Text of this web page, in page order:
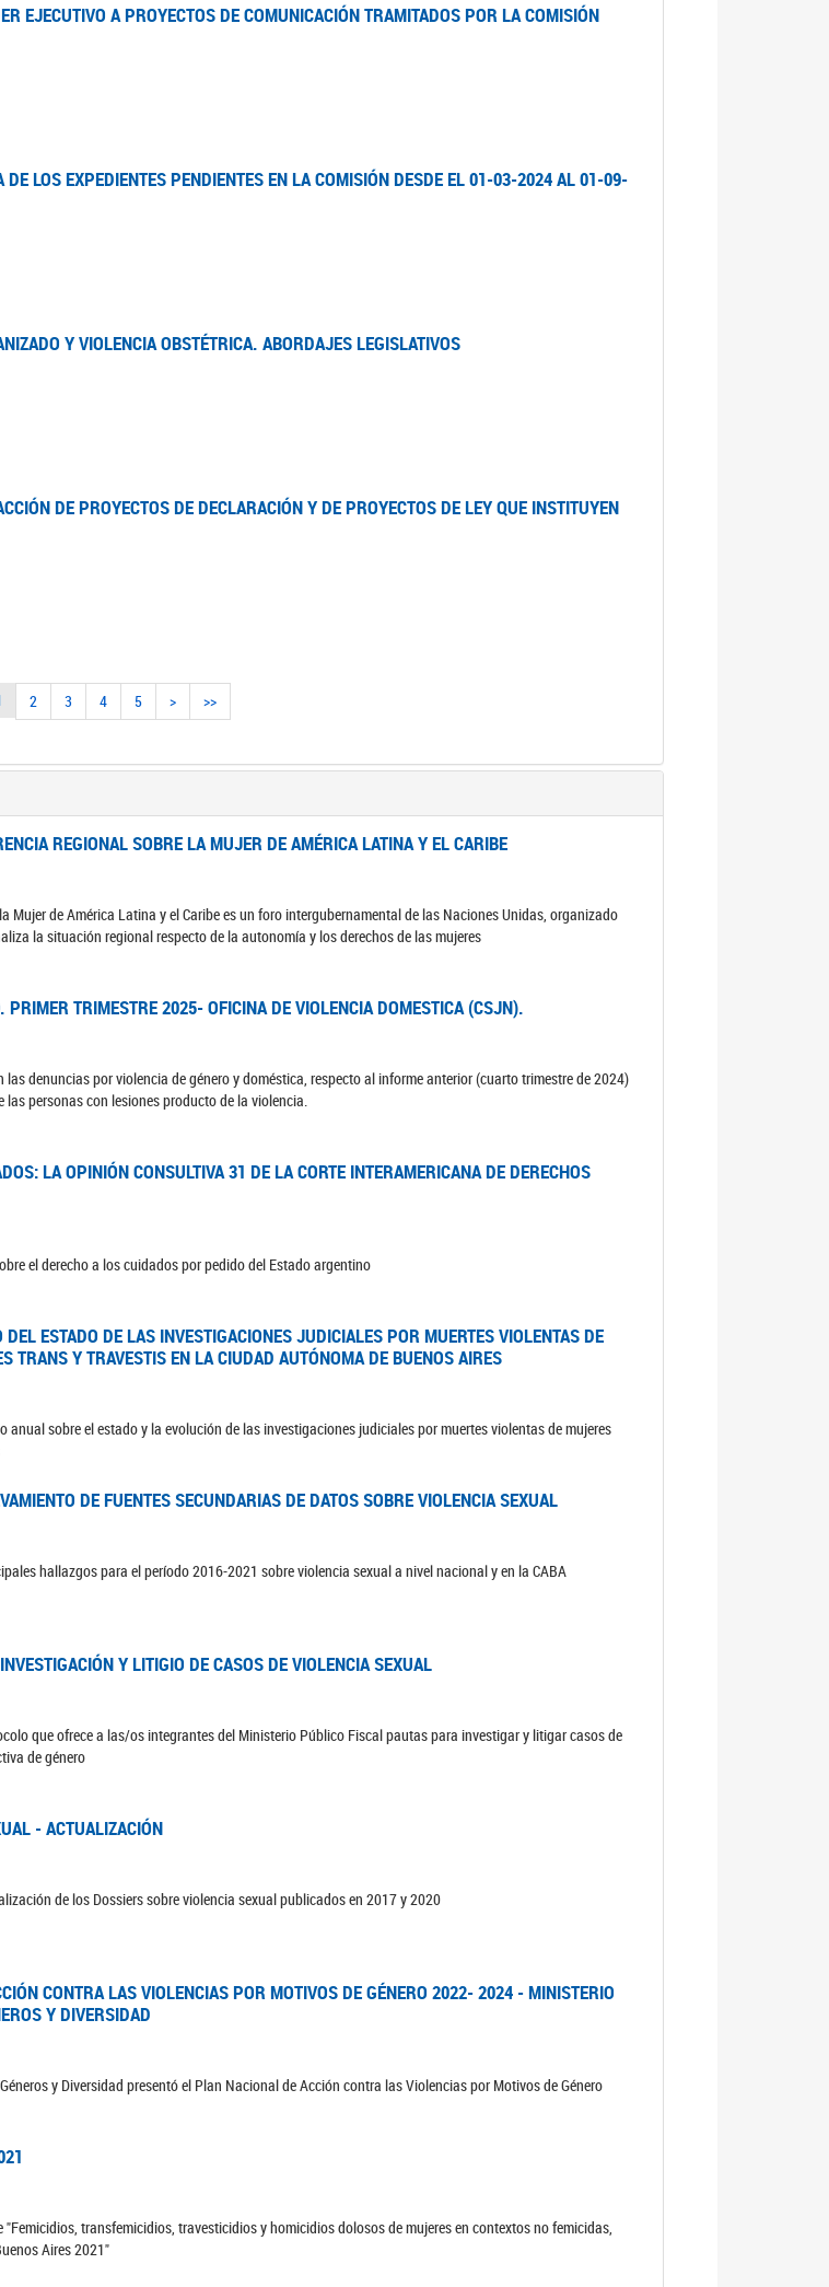
EJECUTIVO A PROYECTOS DE COMUNICACIÓN TRAMITADOS POR LA COMISIÓN
DE LOS EXPEDIENTES PENDIENTES EN LA COMISIÓN DESDE EL 01-03-2024 AL 01-09-
Y VIOLENCIA OBSTÉTRICA. ABORDAJES LEGISLATIVOS
DE PROYECTOS DE DECLARACIÓN Y DE PROYECTOS DE LEY QUE INSTITUYEN
2 3 4 5 > >>
REGIONAL SOBRE LA MUJER DE AMÉRICA LATINA Y EL CARIBE
Mujer de América Latina y el Caribe es un foro intergubernamental de las Naciones Unidas, organizado
la situación regional respecto de la autonomía y los derechos de las mujeres
PRIMER TRIMESTRE 2025- OFICINA DE VIOLENCIA DOMESTICA (CSJN).
las denuncias por violencia de género y doméstica, respecto al informe anterior (cuarto trimestre de 2024)
las personas con lesiones producto de la violencia.
LA OPINIÓN CONSULTIVA 31 DE LA CORTE INTERAMERICANA DE DERECHOS
el derecho a los cuidados por pedido del Estado argentino
ESTADO DE LAS INVESTIGACIONES JUDICIALES POR MUERTES VIOLENTAS DE
TRANS Y TRAVESTIS EN LA CIUDAD AUTÓNOMA DE BUENOS AIRES
anual sobre el estado y la evolución de las investigaciones judiciales por muertes violentas de mujeres
DE FUENTES SECUNDARIAS DE DATOS SOBRE VIOLENCIA SEXUAL
hallazgos para el período 2016-2021 sobre violencia sexual a nivel nacional y en la CABA
Y LITIGIO DE CASOS DE VIOLENCIA SEXUAL
que ofrece a las/os integrantes del Ministerio Público Fiscal pautas para investigar y litigar casos de
de género
- ACTUALIZACIÓN
de los Dossiers sobre violencia sexual publicados en 2017 y 2020
CONTRA LAS VIOLENCIAS POR MOTIVOS DE GÉNERO 2022- 2024 - MINISTERIO
Y DIVERSIDAD
y Diversidad presentó el Plan Nacional de Acción contra las Violencias por Motivos de Género
"Femicidios, transfemicidios, travesticidios y homicidios dolosos de mujeres en contextos no femicidas,
Aires 2021"